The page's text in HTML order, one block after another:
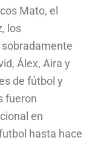
Mato, el
los
sobradamente
Álex, Aira y
de fútbol y
fueron
en
hasta hace